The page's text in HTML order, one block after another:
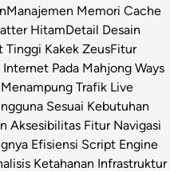
Manajemen Memori Cache
HitamDetail Desain
Tinggi Kakek ZeusFitur
Pada Mahjong Ways
Trafik Live
Sesuai Kebutuhan
Aksesibilitas Fitur Navigasi
Efisiensi Script Engine
Ketahanan Infrastruktur